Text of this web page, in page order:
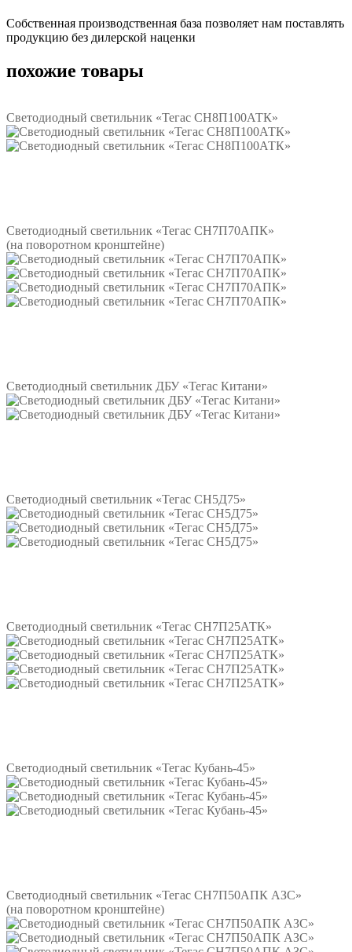
Собственная производственная база позволяет нам поставлять
продукцию без дилерской наценки
похожие товары
Светодиодный светильник «Тегас СН8П100АТК»
Светодиодный светильник «Тегас СН7П70АПК»
(на поворотном кронштейне)
Светодиодный светильник ДБУ «Тегас Китани»
Светодиодный светильник «Тегас СН5Д75»
Светодиодный светильник «Тегас СН7П25АТК»
Светодиодный светильник «Тегас Кубань-45»
Светодиодный светильник «Тегас СН7П50АПК АЗС»
(на поворотном кронштейне)